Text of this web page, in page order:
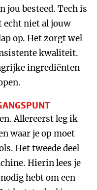
jou besteed. Tech is
echt niet al jouw
op. Het zorgt wel
kwaliteit.
ingrediënten
Allereerst leg ik
waar je op moet
Het tweede deel
Hierin lees je
hebt om een